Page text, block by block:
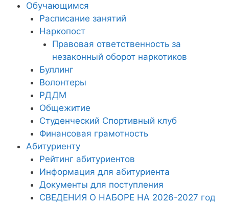
Обучающимся
Расписание занятий
Наркопост
Правовая ответственность за
незаконный оборот наркотиков
Буллинг
Волонтеры
РДДМ
Общежитие
Студенческий Спортивный клуб
Финансовая грамотность
Абитуриенту
Рейтинг абитуриентов
Информация для абитуриента
Документы для поступления
СВЕДЕНИЯ О НАБОРЕ НА 2026-2027 год